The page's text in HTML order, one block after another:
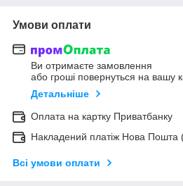
Умови оплати
Ви отримаєте замовлення
або гроші повернуться на вашу
Детальніше
Оплата на картку Приватбанку
Накладений платіж Нова Пошта
Всі умови оплати